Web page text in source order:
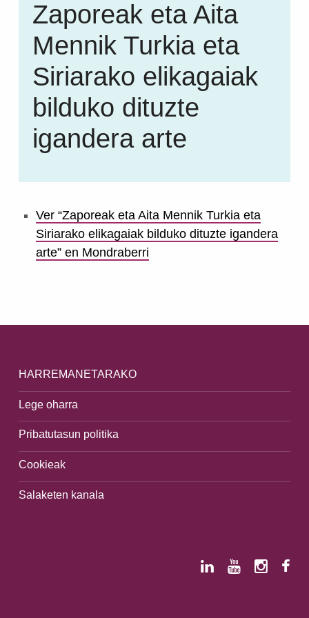
Zaporeak eta Aita
Mennik Turkia eta
Siriarako elikagaiak
bilduko dituzte
igandera arte
Ver “Zaporeak eta Aita Mennik Turkia eta
Siriarako elikagaiak bilduko dituzte igandera
arte” en Mondraberri
HARREMANETARAKO
Lege oharra
Pribatutasun politika
Cookieak
Salaketen kanala